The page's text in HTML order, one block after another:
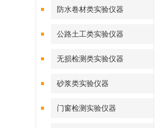
防水卷材类实验仪器
公路土工类实验仪器
无损检测类实验仪器
砂浆类实验仪器
门窗检测实验仪器